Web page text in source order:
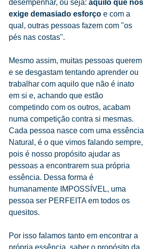
desempenhar, ou seja: aquilo que nos
exige demasiado esforço e com a
qual, outras pessoas fazem com "os
pés nas costas".
Mesmo assim, muitas pessoas querem
e se desgastam tentando aprender ou
trabalhar com aquilo que não é inato
em si e, achando que estão
competindo com os outros, acabam
numa competição contra si mesmas.
Cada pessoa nasce com uma essência
Natural, é o que vimos falando sempre,
pois é nosso propósito ajudar as
pessoas a encontrarem sua própria
essência. Dessa forma é
humanamente IMPOSSÍVEL, uma
pessoa ser PERFEITA em todos os
quesitos.
Por isso falamos tanto em encontrar a
própria essência, saber o propósito da